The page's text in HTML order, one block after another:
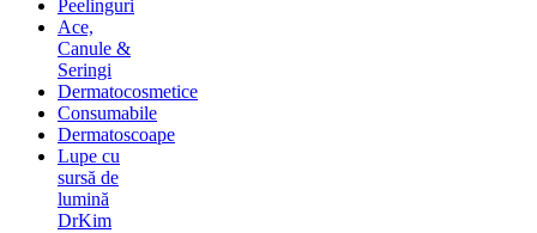
Peelinguri
Ace,
Canule &
Seringi
Dermatocosmetice
Consumabile
Dermatoscoape
Lupe cu
sursă de
lumină
DrKim